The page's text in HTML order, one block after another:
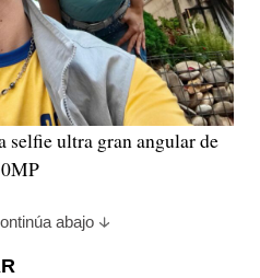
selfie ultra gran angular de
abajo